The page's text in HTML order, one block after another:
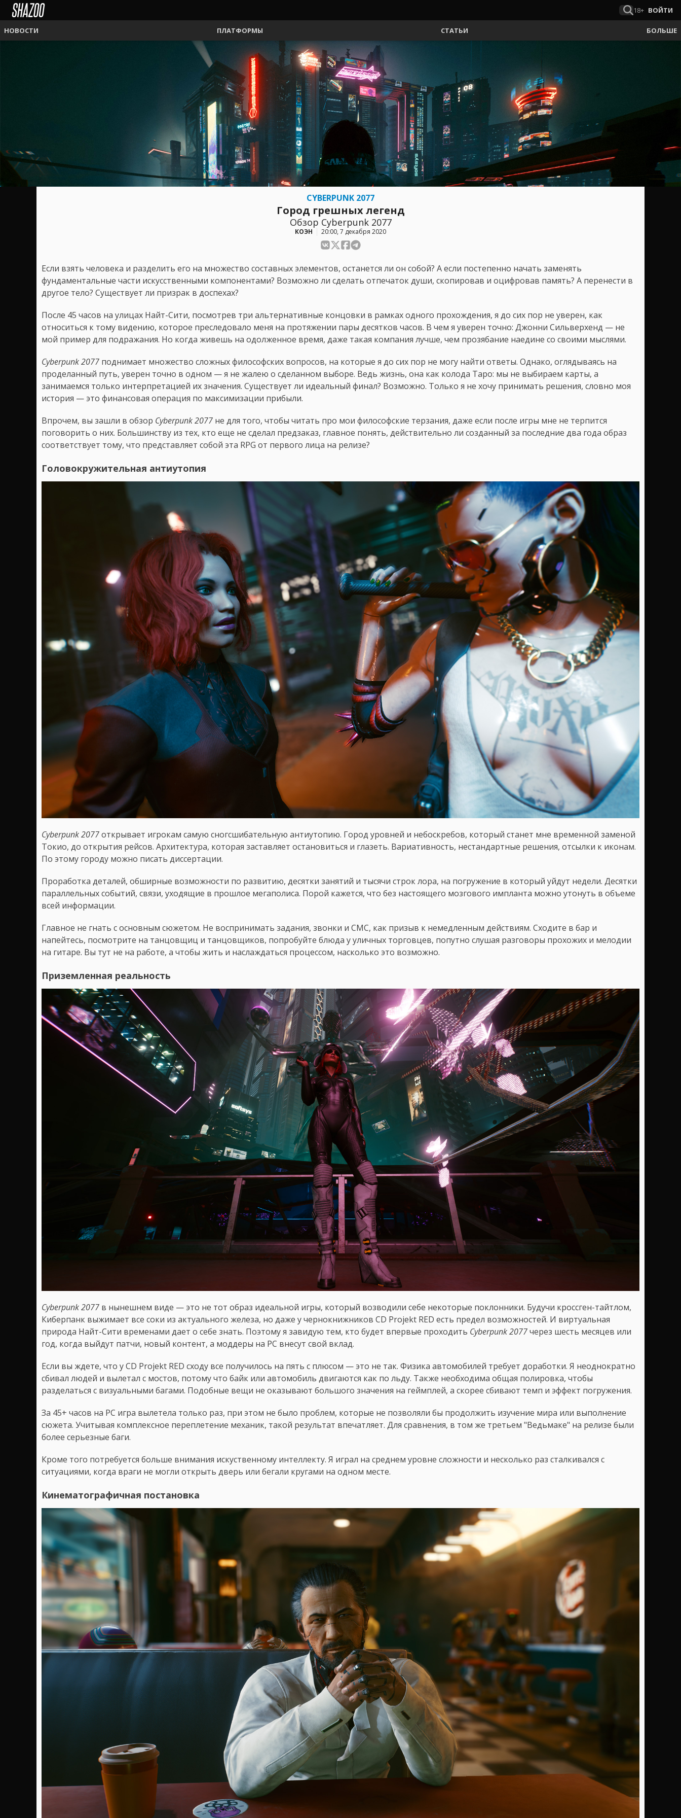
18+ ВОЙТИ
НОВОСТИ ПЛАТФОРМЫ СТАТЬИ БОЛЬШЕ
CYBERPUNK 2077
Город грешных легенд
Обзор Cyberpunk 2077
КОЭН 20:00, 7 декабря 2020
Если взять человека и разделить его на множество составных элементов, останется ли он собой? А если постепенно начать заменять
фундаментальные части искусственными компонентами? Возможно ли сделать отпечаток души, скопировав и оцифровав память? А перенести в
другое тело? Существует ли призрак в доспехах?
После 45 часов на улицах Найт-Сити, посмотрев три альтернативные концовки в рамках одного прохождения, я до сих пор не уверен, как
относиться к тому видению, которое преследовало меня на протяжении пары десятков часов. В чем я уверен точно: Джонни Сильверхенд — не
мой пример для подражания. Но когда живешь на одолженное время, даже такая компания лучше, чем прозябание наедине со своими мыслями.
Cyberpunk 2077 поднимает множество сложных философских вопросов, на которые я до сих пор не могу найти ответы. Однако, оглядываясь на
проделанный путь, уверен точно в одном — я не жалею о сделанном выборе. Ведь жизнь, она как колода Таро: мы не выбираем карты, а
занимаемся только интерпретацией их значения. Существует ли идеальный финал? Возможно. Только я не хочу принимать решения, словно моя
история — это финансовая операция по максимизации прибыли.
Впрочем, вы зашли в обзор Cyberpunk 2077 не для того, чтобы читать про мои философские терзания, даже если после игры мне не терпится
поговорить о них. Большинству из тех, кто еще не сделал предзаказ, главное понять, действительно ли созданный за последние два года образ
соответствует тому, что представляет собой эта RPG от первого лица на релизе?
Головокружительная антиутопия
Cyberpunk 2077открывает игрокам самую сногсшибательную антиутопию. Город уровней и небоскребов, который станет мне временной заменой
Токио, до открытия рейсов. Архитектура, которая заставляет остановиться и глазеть. Вариативность, нестандартные решения, отсылки к иконам.
По этому городу можно писать диссертации.
Проработка деталей, обширные возможности по развитию, десятки занятий и тысячи строк лора, на погружение в который уйдут недели. Десятки
параллельных событий, связи, уходящие в прошлое мегаполиса. Порой кажется, что без настоящего мозгового импланта можно утонуть в объеме
всей информации.
Главное не гнать с основным сюжетом. Не воспринимать задания, звонки и СМС, как призыв к немедленным действиям. Сходите в бар и
напейтесь, посмотрите на танцовщиц и танцовщиков, попробуйте блюда у уличных торговцев, попутно слушая разговоры прохожих и мелодии
на гитаре. Вы тут не на работе, а чтобы жить и наслаждаться процессом, насколько это возможно.
Приземленная реальность
Cyberpunk 2077 в нынешнем виде — это не тот образ идеальной игры, который возводили себе некоторые поклонники. Будучи кроссген-тайтлом,
Киберпанк выжимает все соки из актуального железа, но даже у чернокнижников CD Projekt RED есть предел возможностей. И виртуальная
природа Найт-Сити временами дает о себе знать. Поэтому я завидую тем, кто будет впервые проходить Cyberpunk 2077через шесть месяцев или
год, когда выйдут патчи, новый контент, а моддеры на PC внесут свой вклад.
Если вы ждете, что у CD Projekt RED сходу все получилось на пять с плюсом — это не так. Физика автомобилей требует доработки. Я неоднократно
сбивал людей и вылетал с мостов, потому что байк или автомобиль двигаются как по льду. Также необходима общая полировка, чтобы
разделаться с визуальными багами. Подобные вещи не оказывают большого значения на геймплей, а скорее сбивают темп и эффект погружения.
За 45+ часов на PC игра вылетела только раз, при этом не было проблем, которые не позволяли бы продолжить изучение мира или выполнение
сюжета. Учитывая комплексное переплетение механик, такой результат впечатляет. Для сравнения, в том же третьем "Ведьмаке" на релизе были
более серьезные баги.
Кроме того потребуется больше внимания искуственному интеллекту. Я играл на среднем уровне сложности и несколько раз сталкивался с
ситуациями, когда враги не могли открыть дверь или бегали кругами на одном месте.
Кинематографичная постановка